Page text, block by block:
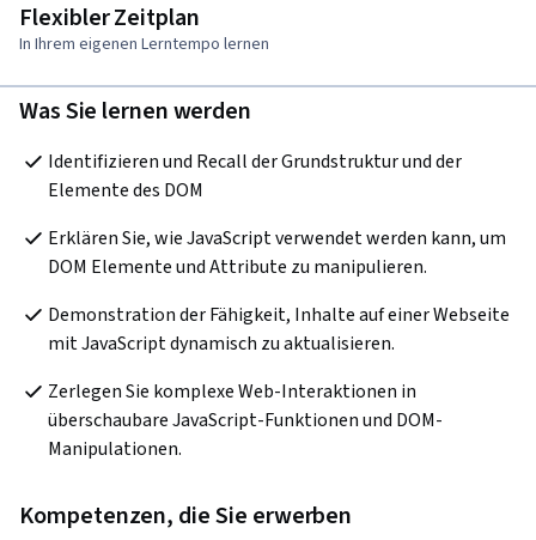
Flexibler Zeitplan
In Ihrem eigenen Lerntempo lernen
Was Sie lernen werden
Identifizieren und Recall der Grundstruktur und der
Elemente des DOM
Erklären Sie, wie JavaScript verwendet werden kann, um
DOM Elemente und Attribute zu manipulieren.
Demonstration der Fähigkeit, Inhalte auf einer Webseite
mit JavaScript dynamisch zu aktualisieren.
Zerlegen Sie komplexe Web-Interaktionen in
überschaubare JavaScript-Funktionen und DOM-
Manipulationen.
Kompetenzen, die Sie erwerben